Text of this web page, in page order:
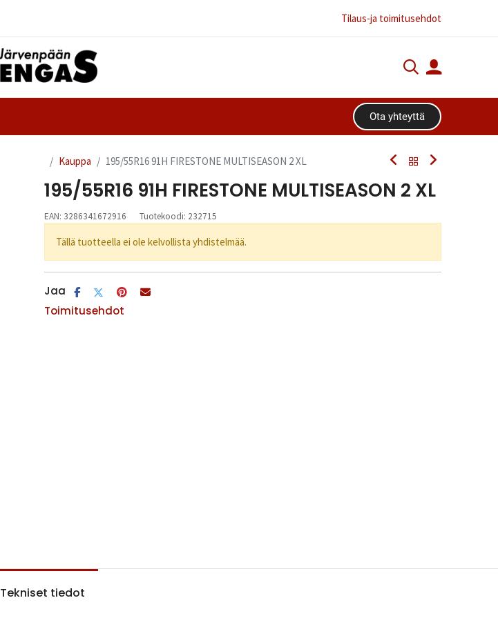
Tilaus-ja toimitusehdot
Ota yhteyttä​​​​
Kauppa 195/55R16 91H FIRESTONE MULTISEASON 2 XL
195/55R16 91H FIRESTONE MULTISEASON 2 XL
EAN: 3286341672916 Tuotekoodi: 232715
Tällä tuotteella ei ole kelvollista yhdistelmää.
Jaa
Toimitusehdot
Tekniset tiedot